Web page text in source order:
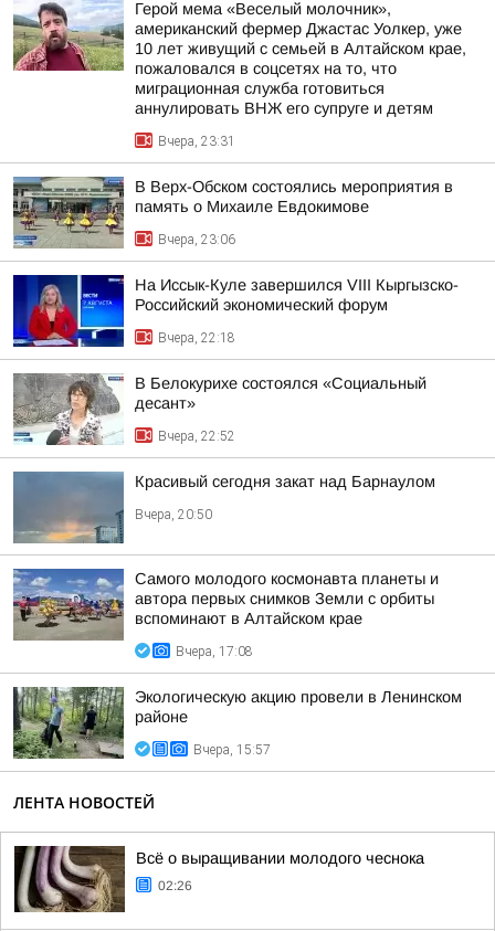
Герой мема «Веселый молочник»,
американский фермер Джастас Уолкер, уже
10 лет живущий с семьей в Алтайском крае,
пожаловался в соцсетях на то, что
миграционная служба готовиться
аннулировать ВНЖ его супруге и детям
Вчера, 23:31
В Верх-Обском состоялись мероприятия в
память о Михаиле Евдокимове
Вчера, 23:06
На Иссык-Куле завершился VIII Кыргызско-
Российский экономический форум
Вчера, 22:18
В Белокурихе состоялся «Социальный
десант»
Вчера, 22:52
Красивый сегодня закат над Барнаулом
Вчера, 20:50
Самого молодого космонавта планеты и
автора первых снимков Земли с орбиты
вспоминают в Алтайском крае
Вчера, 17:08
Экологическую акцию провели в Ленинском
районе
Вчера, 15:57
ЛЕНТА НОВОСТЕЙ
Всё о выращивании молодого чеснока
02:26